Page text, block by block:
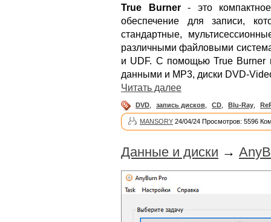
True Burner- это
обеспечение для записи,
стандартные,
различными файловыми
и UDF. С помощью True Burner
данными и MP3, диски DVD-
Читать далее
DVD запись дисков CD Blu-Ray
MANSORY 24/04/24 Просмотров: 5596
Данные и диски →